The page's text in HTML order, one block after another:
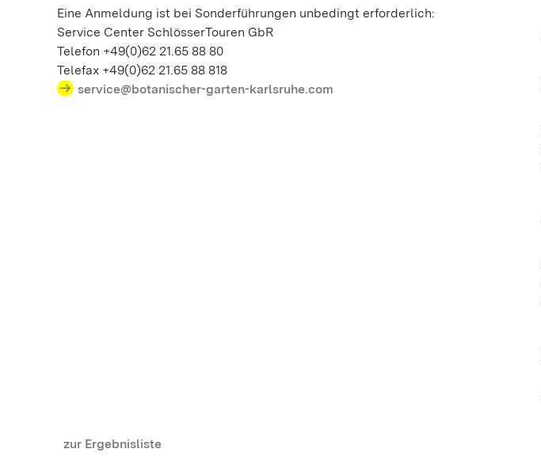
Eine Anmeldung ist bei Sonderführungen unbedingt erforderlich:
Service Center SchlösserTouren GbR
Telefon +49(0)62 21.65 88 80
Telefax +49(0)62 21.65 88 818
service@botanischer-garten-karlsruhe.com
zur Ergebnisliste